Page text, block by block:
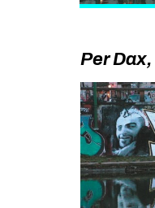
Per